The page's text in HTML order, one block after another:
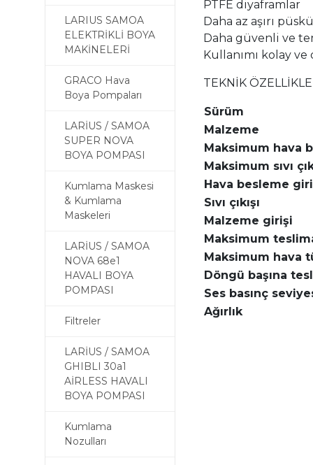
LARIUS SAMOA
ELEKTRİKLİ BOYA
MAKİNELERİ
GRACO Hava
Boya Pompaları
LARİUS / SAMOA
SUPER NOVA
BOYA POMPASI
Kumlama Maskesi
& Kumlama
Maskeleri
LARİUS / SAMOA
NOVA 68e1
HAVALI BOYA
POMPASI
Filtreler
LARİUS / SAMOA
GHIBLI 30a1
AİRLESS HAVALI
BOYA POMPASI
Kumlama
Nozulları
PTFE diyaframlar
Daha az aşırı
Daha güvenli ve
Kullanımı kolay
TEKNİK
Sürüm
Malzeme
Maksimum hava
Maksimum sıvı
Hava besleme
Sıvı çıkışı
Malzeme girişi
Maksimum
Maksimum hava
Döngü başına
Ses basınç
Ağırlık